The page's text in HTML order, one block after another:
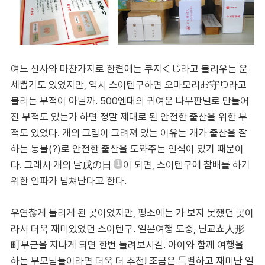
여느 신사와 마찬가지로 한켠에는 쿠지くじ라고 불리우는 운
세뽑기도 있었지만, 역시 스이텐구하면 오마모리お守り라고
불리는 부적이 아닐까. 500엔대의 귀여운 나무판넬로 만들어
진 부적도 있는가 하면 정말 제대로 된 안전한 출산을 위한 부
적도 있었다. 개의 그림이 그려져 있는 이유는 개가 출산을 잘
하는 동물(?)로 안전한 출산을 도와주는 인식이 있기 때문이
다. 그래서 개의 날戌の日
1 이 되면, 스이텐구에 참배를 하기
위한 인파가 넘쳐난다고 한다.
우연찮게 들리게 된 곳이었지만, 평소에는 가 보지 못했던 곳이
라서 더욱 재미있었던 스이텐구. 일본여행 도중, 닌교쵸人形
町부근을 지나게 되면 한번 들려보시길. 아이와 함께 여행을
하는 부모님들이라면 더욱 더 추천! 조금은 특별하고 재미난 일